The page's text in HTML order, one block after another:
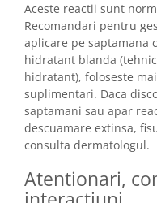
Aceste reactii sunt
Recomandari pentru
aplicare pe saptamana
hidratant blanda
hidratant), foloseste
suplimentari. Daca
saptamani sau apar
descuamare extinsa,
consulta dermatologul.
Atentionari,